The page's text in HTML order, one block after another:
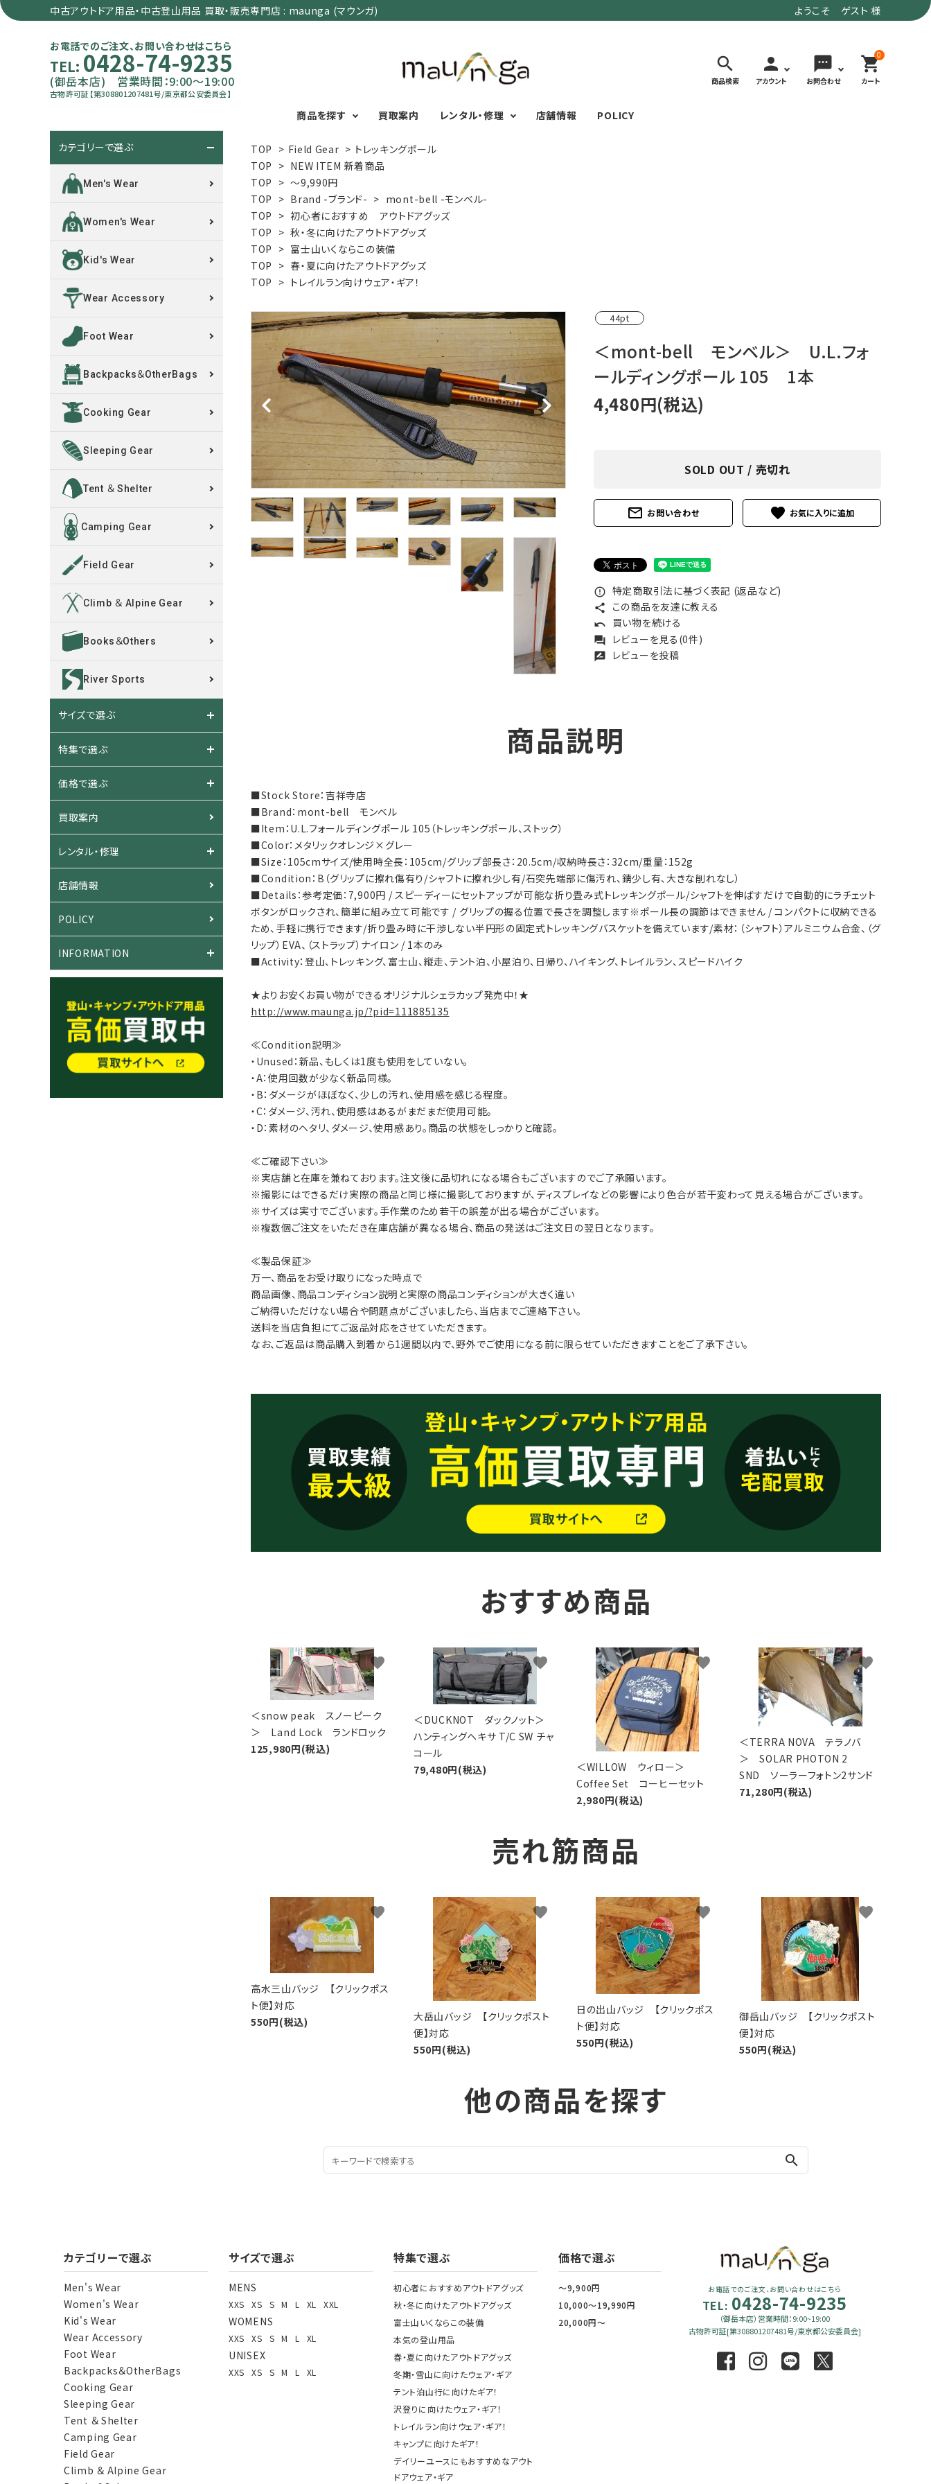
中古アウトドア用品・中古登山用品 買取・販売専門店 : maunga (マウンガ) ようこそ ゲスト 様
お電話でのご注文、お問い合わせはこちら
TEL: 0428-74-9235
(御岳本店) 営業時間：9:00～19:00
古物許可証【第308801207481号/東京都公安委員会】
search
商品検索
person
アカウント
sms
お問合わせ
0
shopping_cart
カート
商品を探す
カテゴリーで選ぶ
Men's Wear
Women's Wear
Kid's Wear
Wear Accessory
Foot Wear
OtherBags
Cooking Gear
Sleeping Gear
Tent ＆ Shelter
Camping Gear
Field Gear
Climb ＆ Alpine
Gear
Books＆Others
River Sports
サイズで選ぶ
MENS
XXSXSSMLXL
春・夏に向けたアウトドアグ
ッズ
冬期・雪山に向けたウェア・
ギア
テント泊山行に向けたギ
ア！
沢登りに向けたウェア・ギ
ア！
トレイルラン向けウェア・ギ
ア！
キャンプに向けたギア！
ミリタリーライン・ミリタリー
買取案内 レンタル・修理 店舗情報 POLICY
レンタル・修理
INFORMATION
ACCOUNT MENU
ようこそ ゲスト 様
ログイン
TOP > Field Gear > トレッキングポール
TOP > NEW ITEM 新着商品
TOP > ～9,990円
TOP > Brand -ブランド- > mont-bell -モンベル-
TOP > 初心者におすすめ アウトドアグッズ
TOP > 秋・冬に向けたアウトドアグッズ
TOP > 富士山いくならこの装備
TOP > 春・夏に向けたアウトドアグッズ
TOP > トレイルラン向けウェア・ギア！
44pt
＜mont-bell モンベル＞ U.L.フォ
ールディングポール 105 1本
4,480円(税込)
SOLD OUT / 売切れ
mail_outline お問い合わせ favorite
error_outline 特定商取引法に基づく表記 (返品など)
share この商品を友達に教える
undo 買い物を続ける
forum レビューを見る(0件)
rate_review レビューを投稿
商品説明
■Stock Store：吉祥寺店
■Brand：mont-bell モンベル
■Item：U.L.フォールディングポール 105（トレッキングポール、ストック）
■Color：メタリックオレンジ×グレー
■Size：105cmサイズ/使用時全長：105cm/グリップ部長さ：20.5cm/収納時長さ：32cm/重量：152g
■Condition：B（グリップに擦れ傷有り/シャフトに擦れ少し有/石突先端部に傷汚れ、錆少し有、大きな削れなし）
■Details：参考定価：7,900円 / スピーディーにセットアップが可能な折り畳み式トレッキングポール/シャフトを伸ばすだけで自動的にラチェット
ボタンがロックされ、簡単に組み立て可能です / グリップの握る位置で長さを調整します※ポール長の調節はできません / コンパクトに収納できる
ため、手軽に携行できます/折り畳み時に干渉しない半円形の固定式トレッキングバスケットを備えています/素材：（シャフト）アルミニウム合金、（グ
リップ）EVA、（ストラップ）ナイロン / 1本のみ
■Activity：登山、トレッキング、富士山、縦走、テント泊、小屋泊り、日帰り、ハイキング、トレイルラン、スピードハイク
★よりお安くお買い物ができるオリジナルシェラカップ発売中！★
http://www.maunga.jp/?pid=111885135
≪Condition説明≫
・Unused：新品、もしくは1度も使用をしていない。
・A：使用回数が少なく新品同様。
・B：ダメージがほぼなく、少しの汚れ、使用感を感じる程度。
・C：ダメージ、汚れ、使用感はあるがまだまだ使用可能。
・D：素材のヘタリ、ダメージ、使用感あり。商品の状態をしっかりと確認。
≪ご確認下さい≫
※実店舗と在庫を兼ねております。注文後に品切れになる場合もございますのでご了承願います。
※撮影にはできるだけ実際の商品と同じ様に撮影しておりますが、ディスプレイなどの影響により色合が若干変わって見える場合がございます。
※サイズは実寸でございます。手作業のため若干の誤差が出る場合がございます。
※複数個ご注文をいただき在庫店舗が異なる場合、商品の発送はご注文日の翌日となります。
≪製品保証≫
万一、商品をお受け取りになった時点で
商品画像、商品コンディション説明と実際の商品コンディションが大きく違い
ご納得いただけない場合や問題点がございましたら、当店までご連絡下さい。
送料を当店負担にてご返品対応をさせていただきます。
なお、ご返品は商品購入到着から1週間以内で、野外でご使用になる前に限らせていただきますことをご了承下さい。
おすすめ商品
＜snow peak スノーピーク
＞ Land Lock ランドロック
125,980円(税込)
favorite
＜DUCKNOT ダックノット＞
ハンティングヘキサ T/C SW チャ
コール
79,480円(税込)
favorite
＜WILLOW ウィロー＞
Coffee Set コーヒーセット
2,980円(税込)
favorite
＜TERRA NOVA テラノバ
＞ SOLAR PHOTON 2
SND ソーラーフォトン2サンド
71,280円(税込)
favorite
売れ筋商品
高水三山バッジ 【クリックポス
ト便】対応
550円(税込)
favorite
大岳山バッジ 【クリックポスト
便】対応
550円(税込)
favorite
日の出山バッジ 【クリックポス
ト便】対応
550円(税込)
favorite
御岳山バッジ 【クリックポスト
便】対応
550円(税込)
favorite
他の商品を探す
search
カテゴリーで選ぶ
Men's Wear
Women's Wear
Kid's Wear
Wear Accessory
Foot Wear
Backpacks＆OtherBags
Cooking Gear
Sleeping Gear
Tent ＆ Shelter
Camping Gear
Field Gear
Climb ＆ Alpine Gear
Books＆Others
River Sports
サイズで選ぶ
特集で選ぶ
価格で選ぶ
買取案内
レンタル・修理
店舗情報
POLICY
INFORMATION
カテゴリーで選ぶ
Men's Wear
Women's Wear
Kid's Wear
Wear Accessory
Foot Wear
Backpacks＆OtherBags
Cooking Gear
Sleeping Gear
Tent ＆ Shelter
Camping Gear
Field Gear
Climb ＆ Alpine Gear
サイズで選ぶ
MENS
XXS XS S M L XL XXL
WOMENS
XXS XS S M L XL
UNISEX
XXS XS S M L XL
特集で選ぶ
初心者におすすめアウトドアグッズ
秋・冬に向けたアウトドアグッズ
富士山いくならこの装備
本気の登山用品
春・夏に向けたアウトドアグッズ
冬期・雪山に向けたウェア・ギア
テント泊山行に向けたギア！
沢登りに向けたウェア・ギア！
トレイルラン向けウェア・ギア！
キャンプに向けたギア！
デイリーユースにもおすすめなアウト
ドアウェア・ギア
価格で選ぶ
～9,900円
10,000～19,990円
20,000円～
お電話でのご注文、お問い合わせはこちら
TEL: 0428-74-9235
（御岳本店）営業時間：9:00~19:00
古物許可証[第308801207481号/東京都公安委員会]